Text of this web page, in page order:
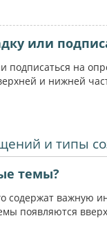
или
подписаться на
и нижней
и типы
темы?
содержат важную
появляются